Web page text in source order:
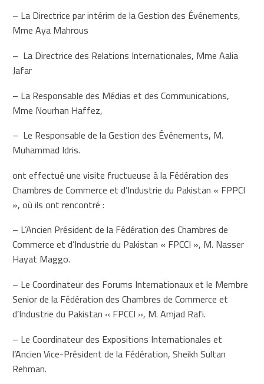
– La Directrice par intérim de la Gestion des Événements,
Mme Aya Mahrous
– La Directrice des Relations Internationales, Mme Aalia
Jafar
– La Responsable des Médias et des Communications,
Mme Nourhan Haffez,
– Le Responsable de la Gestion des Événements, M.
Muhammad Idris.
ont effectué une visite fructueuse à la Fédération des
Chambres de Commerce et d’Industrie du Pakistan « FPPCI
», où ils ont rencontré :
– L’Ancien Président de la Fédération des Chambres de
Commerce et d’Industrie du Pakistan « FPCCI », M. Nasser
Hayat Maggo.
– Le Coordinateur des Forums Internationaux et le Membre
Senior de la Fédération des Chambres de Commerce et
d’Industrie du Pakistan « FPCCI », M. Amjad Rafi.
– Le Coordinateur des Expositions Internationales et
l’Ancien Vice-Président de la Fédération, Sheikh Sultan
Rehman.